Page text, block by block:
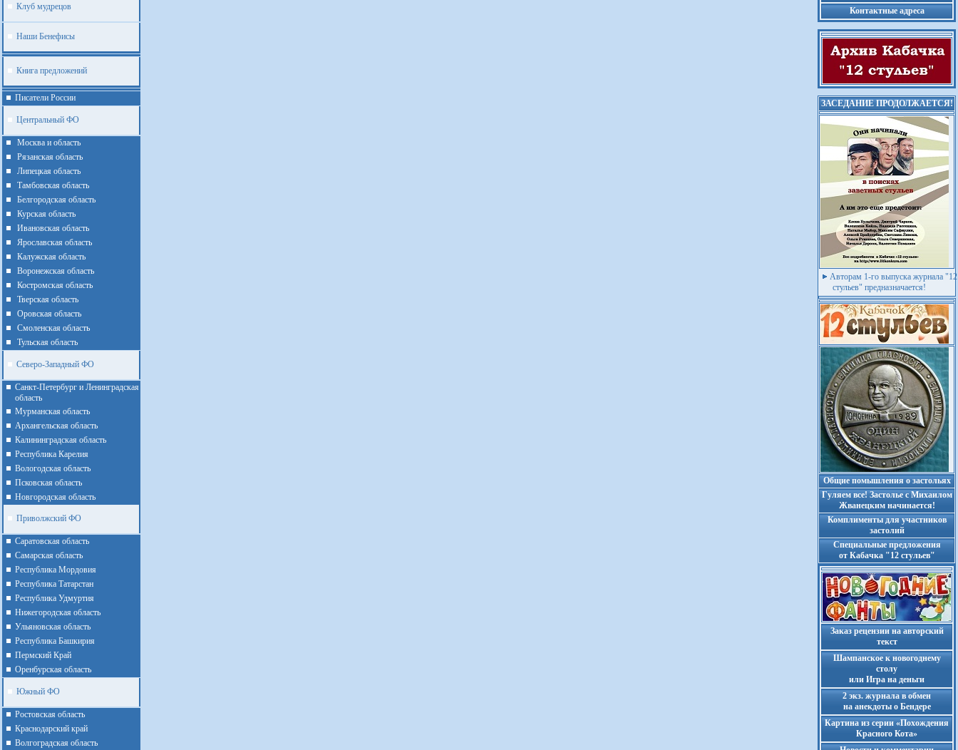
Клуб мудрецов
Наши Бенефисы
Книга предложений
Писатели России
Центральный ФО
Москва и область
Рязанская область
Липецкая область
Тамбовская область
Белгородская область
Курская область
Ивановская область
Ярославская область
Калужская область
Воронежская область
Костромская область
Тверская область
Оровская область
Смоленская область
Тульская область
Северо-Западный ФО
Санкт-Петербург и Ленинградская
область
Мурманская область
Архангельская область
Калининградская область
Республика Карелия
Вологодская область
Псковская область
Новгородская область
Приволжский ФО
Cаратовская область
Cамарская область
Республика Мордовия
Республика Татарстан
Республика Удмуртия
Нижегородская область
Ульяновская область
Республика Башкирия
Пермский Край
Оренбурская область
Южный ФО
Ростовская область
Краснодарский край
Волгоградская область
Контактные адреса
ЗАСЕДАНИЕ ПРОДОЛЖАЕТСЯ!
Авторам 1-го выпуска журнала "12
стульев" предназначается!
Общие помышления о застольях
Гуляем все! Застолье с Михаилом
Жванецким начинается!
Комплименты для участников
застолий
Cпециальные предложения
от Кабачка "12 стульев"
Заказ рецензии на авторский
текст
Шампанское к новогоднему
столу
или Игра на деньги
2 экз. журнала в обмен
на анекдоты о Бендере
Картина из серии «Похождения
Красного Кота»